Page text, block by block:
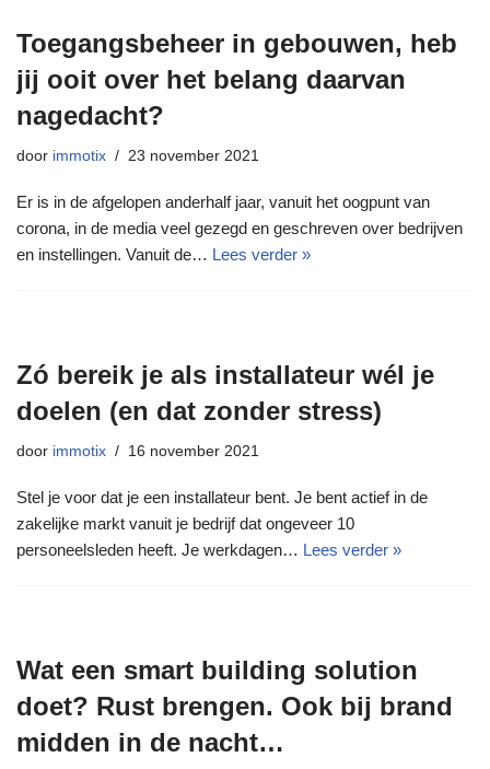
Toegangsbeheer in gebouwen, heb
jij ooit over het belang daarvan
nagedacht?
door immotix 23 november 2021
Er is in de afgelopen anderhalf jaar, vanuit het oogpunt van
corona, in de media veel gezegd en geschreven over bedrijven
en instellingen. Vanuit de… Lees verder »
Zó bereik je als installateur wél je
doelen (en dat zonder stress)
door immotix 16 november 2021
Stel je voor dat je een installateur bent. Je bent actief in de
zakelijke markt vanuit je bedrijf dat ongeveer 10
personeelsleden heeft. Je werkdagen… Lees verder »
Wat een smart building solution
doet? Rust brengen. Ook bij brand
midden in de nacht…